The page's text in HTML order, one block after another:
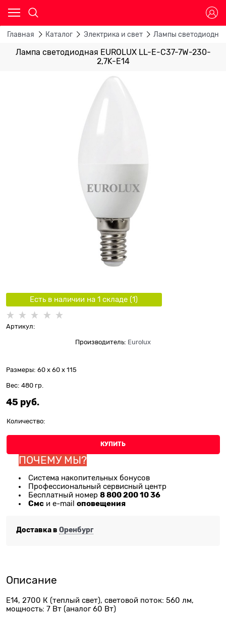
Главная Каталог Электрика и свет Лампы
Лампа светодиодная EUROLUX LL-E-C37-7W-230-
2,7K-E14
Есть в наличии на 1 складe (1)
Артикул:
Производитель: Eurolux
Размеры: 60 x 60 x 115
Вес: 480 гр.
45 руб.
Количество:
КУПИТЬ
ПОЧЕМУ МЫ?
Система накопительных бонусов
Профессиональный сервисный центр
Бесплатный номер 8 800 200 10 36
Смс и e-mail оповещения
Доставка в Оренбург
Описание
E14, 2700 К (теплый свет), световой поток: 560 лм,
мощность: 7 Вт (аналог 60 Вт)